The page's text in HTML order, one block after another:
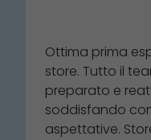
migliorare: 5
non ne avranno
auguro mai.
Ottima prima
store. Tutto il
preparato e
soddisfando
aspettative.